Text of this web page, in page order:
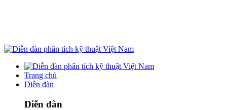
Trang chủ
Diễn đàn
Diễn đàn